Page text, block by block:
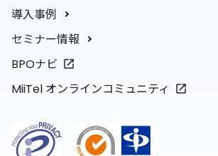
導入事例
セミナー情報
BPOナビ
MiiTel オンラインコミュニティ